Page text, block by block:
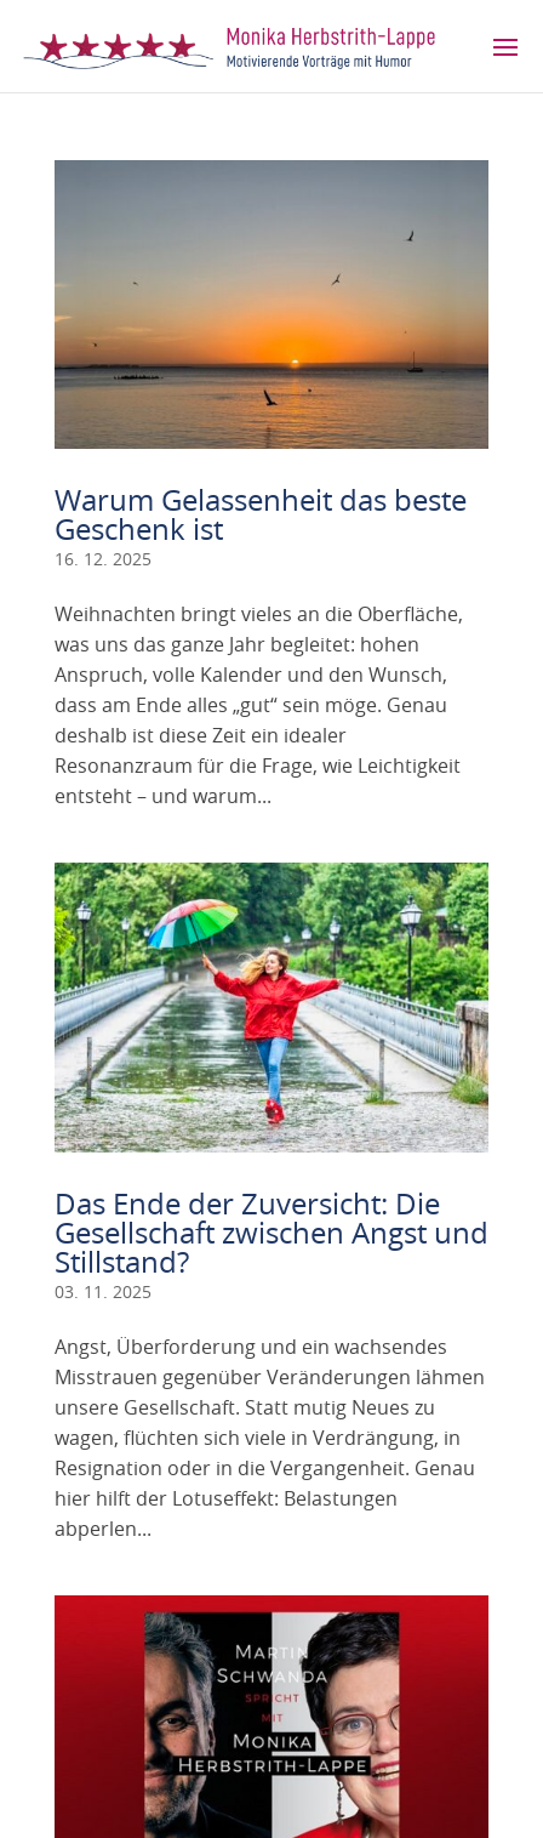
Warum Gelassenheit das beste
Geschenk ist
16. 12. 2025
Weihnachten bringt vieles an die Oberfläche,
was uns das ganze Jahr begleitet: hohen
Anspruch, volle Kalender und den Wunsch,
dass am Ende alles „gut“ sein möge. Genau
deshalb ist diese Zeit ein idealer
Resonanzraum für die Frage, wie Leichtigkeit
entsteht – und warum...
Das Ende der Zuversicht: Die
Gesellschaft zwischen Angst und
Stillstand?
03. 11. 2025
Angst, Überforderung und ein wachsendes
Misstrauen gegenüber Veränderungen lähmen
unsere Gesellschaft. Statt mutig Neues zu
wagen, flüchten sich viele in Verdrängung, in
Resignation oder in die Vergangenheit. Genau
hier hilft der Lotuseffekt: Belastungen
abperlen...